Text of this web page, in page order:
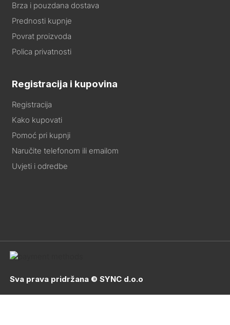
Brza i pouzdana dostava
Prednosti kupnje
Povrat proizvoda
Polica privatnosti
Registracija i kupovina
Registracija
Kako kupovati
Pomoć pri kupnji
Naručite telefonom ili emailom
Uvjeti i odredbe
Sva prava pridržana © SYNC d.o.o